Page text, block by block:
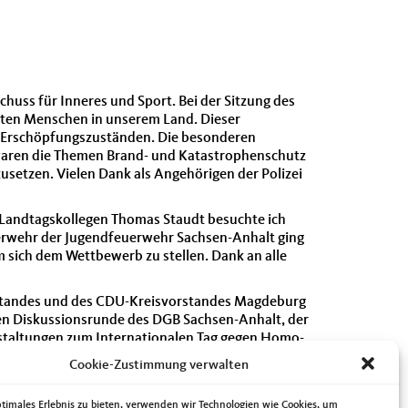
Cookie-Zustimmung verwalten
Erlebnis zu bieten, verwenden wir Technologien wie Cookies, um
für Inneres und Sport. Bei der Sitzung des
Menschen in unserem Land. Dieser
Die besonderen
die Themen Brand- und Katastrophenschutz
Vielen Dank als Angehörigen der Polizei
Thomas Staudt besuchte ich
der Jugendfeuerwehr Sachsen-Anhalt ging
dem Wettbewerb zu stellen. Dank an alle
und des CDU-Kreisvorstandes Magdeburg
des DGB Sachsen-Anhalt, der
zum Internationalen Tag gegen Homo-,
Samstag war ich dann noch bei einem Infostand
Alkoholprävention, mein Besuch in der Kita